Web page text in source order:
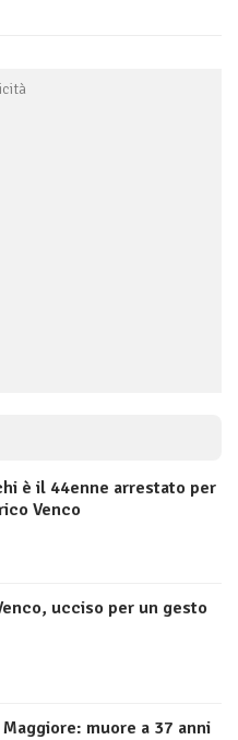
è il 44enne arrestato per
Venco
ucciso per un gesto
muore a 37 anni